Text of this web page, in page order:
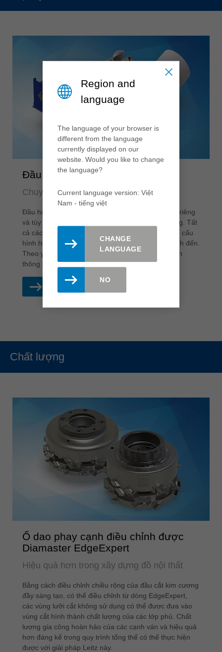
Đầu hút phoi DFC®
Chuyên gia thu gom bụi hiệu quả
Đầu hút phoi Leitz DFC®-Extraction được thiết kế riêng
và tùy chỉnh chính xác theo các yêu cầu tương ứng. Tất
cả các tùy chọn xử lý, chẳng hạn như các biến thể cấu
hình hoặc độ dày vật liệu khác nhau, đều được tính đến.
Theo yêu cầu, có thể giảm thiểu tối đa sự hao mòn
thông qua lớp phủ gốm.
ĐỌC THÊM
Chất lượng
Ổ dao phay cạnh điều chỉnh được
Diamaster EdgeExpert
Hiệu quả hơn trong xây dựng đồ nội thất
Bằng cách điều chỉnh chiều rộng của đầu cắt kim cương
đầy sáng tạo, có thể điều chỉnh từ dòng EdgeExpert,
các vùng lưỡi cắt không sử dụng có thể được đưa vào
vùng cắt hình thành chất lượng của các lớp phủ. Chất
lượng gia công hoàn hảo của các cạnh ván và hiệu quả
hơn đáng kể trong quy trình tổng thể có thể thực hiện
được với giải pháp Leitz này.
Region and
language
The language of your browser is
different from the language
currently displayed on our
website. Would you like to change
the language?
Current language version: Việt
Nam - tiếng việt
CHANGE
LANGUAGE
NO